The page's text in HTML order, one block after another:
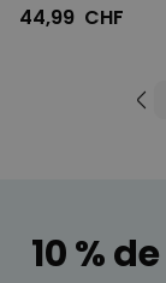
44,99 CHF
10 %